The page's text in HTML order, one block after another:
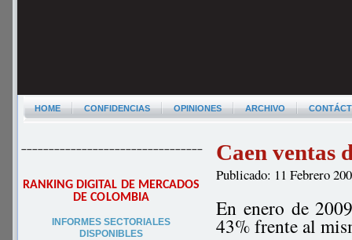
HOME CONFIDENCIAS OPINIONES ARCHIVO
–––––––––––––––––––––––––––––––––
RANKING DIGITAL DE MERCADOS
DE COLOMBIA
INFORMES SECTORIALES
DISPONIBLES
Caen ventas
Publicado: 11 Febrero
En enero de
43% frente al